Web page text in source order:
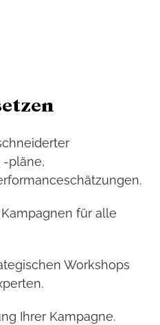
-pläne,
für alle
Workshops
Ihrer Kampagne.